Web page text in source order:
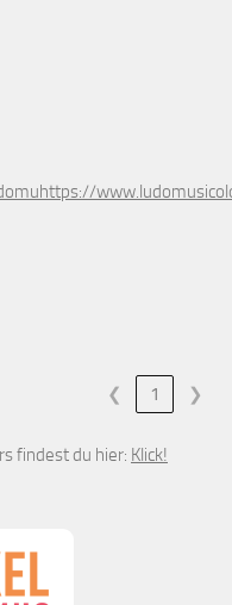
❮ 1 ❯
findest du hier: Klick!